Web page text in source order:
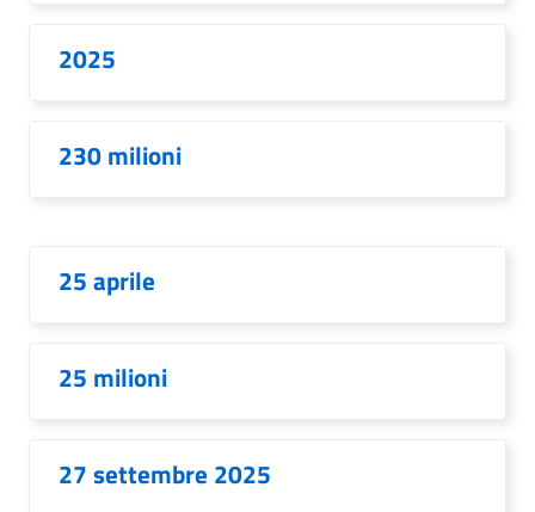
2025
230 milioni
25 aprile
25 milioni
27 settembre 2025